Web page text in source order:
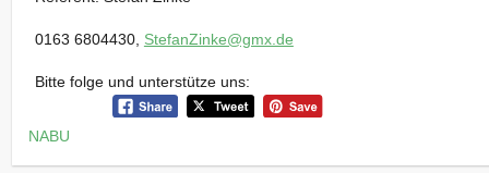
0163 6804430, StefanZinke@gmx.de
Bitte folge und unterstütze uns:
NABU